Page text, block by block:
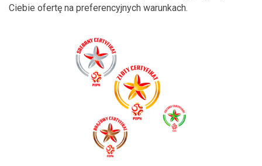
Ciebie ofertę na preferencyjnych warunkach.